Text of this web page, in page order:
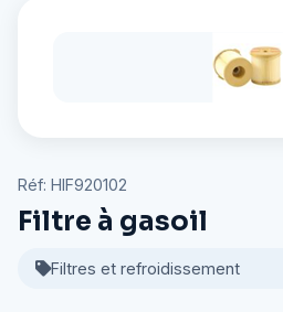
Réf: HIF920102
Filtre à gasoil
Filtres et refroidissement